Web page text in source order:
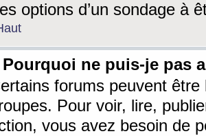
options d’un sondage à
Pourquoi ne puis-je pas
forums peuvent être
Pour voir, lire,
vous avez besoin de